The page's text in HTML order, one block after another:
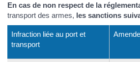
En cas de non respect de la
transport des armes, les sanctions
Infraction liée au port et
transport
Amende